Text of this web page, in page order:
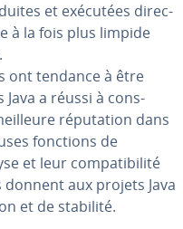
et exécutées di­rec­
à la fois plus limpide
ont tendance à être
a réussi à cons­
ré­pu­ta­tion dans
fonctions de
et leur com­pa­ti­bi­lité
aux projets Java
et de stabilité.